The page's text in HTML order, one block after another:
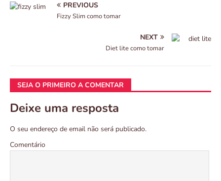
PREVIOUS
Fizzy Slim como tomar
NEXT
Diet lite como tomar
SEJA O PRIMEIRO A COMENTAR
Deixe uma resposta
O seu endereço de email não será publicado.
Comentário